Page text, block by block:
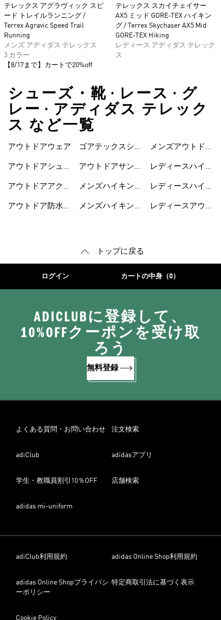
テレックス アグラヴィック スピ
ード トレイルランニング /
Terrex Agravic Speed Trail
Running
メンズ アディダス テレックス
3 カラー
【8/17まで】カートで20%off
テレックス スカイチェイサー
AX5 ミッド GORE-TEX ハイキン
グ / Terrex Skychaser AX5 Mid
GORE-TEX Hiking
レディース アディダス テレック
ス
シューズ・靴 • レース • グ
レー • アディダス テレック
ス など一覧
アウトドアウェア
アウトドアシュー
アウトドアアクセ
アウトドア防水ジ
ゴアテックスシュ
アウトドアサンダ
メンズハイキング
メンズハイキング
メンズアウトドア
レディースハイキ
レディースハイキ
レディースアウト
トップに戻る
ログイン カートの中身（0）
ADICLUBに登録して、
10%OFFクーポンを受け取
ろう
無料登録
よくある質問・お問い合わせ 注文検索
adiClub adidasアプリ
学生・教職員割引10％OFF 店舗検索
adidas mi-uniform
adiClub利用規約 adidas Online Shop利用規約
adidas Online Shopプライバシ
ーポリシー
特定商取引法に基づく表示
Cookie Policy